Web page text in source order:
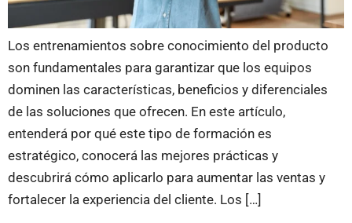
Los entrenamientos sobre conocimiento del producto
son fundamentales para garantizar que los equipos
dominen las características, beneficios y diferenciales
de las soluciones que ofrecen. En este artículo,
entenderá por qué este tipo de formación es
estratégico, conocerá las mejores prácticas y
descubrirá cómo aplicarlo para aumentar las ventas y
fortalecer la experiencia del cliente. Los […]